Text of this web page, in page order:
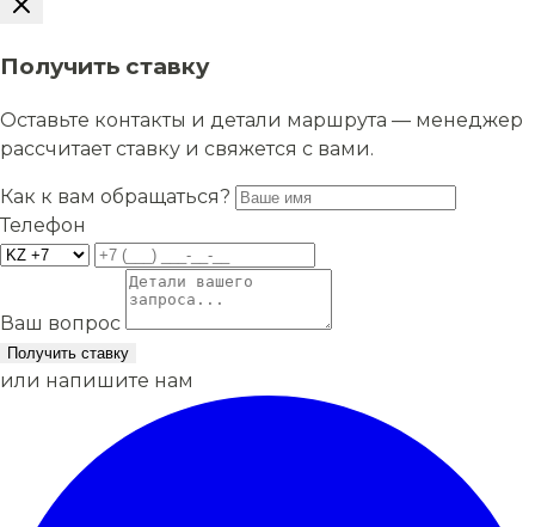
Получить ставку
Оставьте контакты и детали маршрута — менеджер
рассчитает ставку и свяжется с вами.
Как к вам обращаться?
Телефон
Ваш вопрос
Получить ставку
или напишите нам